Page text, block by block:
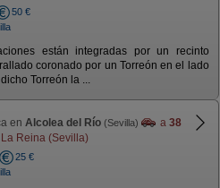
50 €
están integradas por un recinto
coronado por un Torreón en el lado
Torreón la ...
en Alcolea del Río (Sevilla) a 38
Reina (Sevilla)
25 €